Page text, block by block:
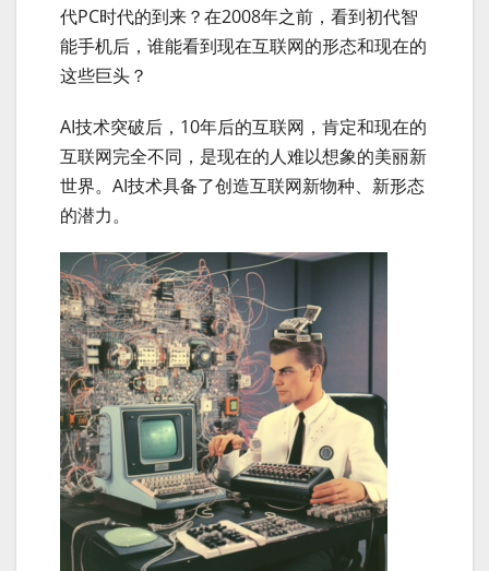
代PC时代的到来？在2008年之前，看到初代智
能手机后，谁能看到现在互联网的形态和现在的
这些巨头？
AI技术突破后，10年后的互联网，肯定和现在的
互联网完全不同，是现在的人难以想象的美丽新
世界。AI技术具备了创造互联网新物种、新形态
的潜力。